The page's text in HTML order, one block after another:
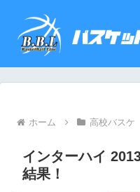
ホーム 高校バスケ
インターハイ
結果！